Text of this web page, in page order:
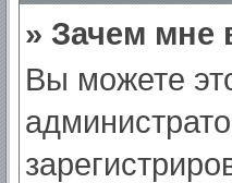
» Зачем мне
Вы можете